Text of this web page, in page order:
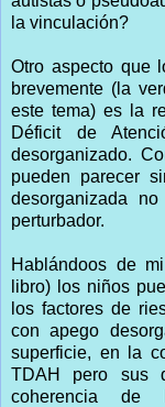
la vinculación?
Otro aspecto que
brevemente (la
este tema) es la
Déficit de
desorganizado.
pueden parecer
desorganizada
perturbador.
Hablándoos de
libro) los niños
los factores de
con apego
superficie, en la
TDAH pero sus
coherencia de